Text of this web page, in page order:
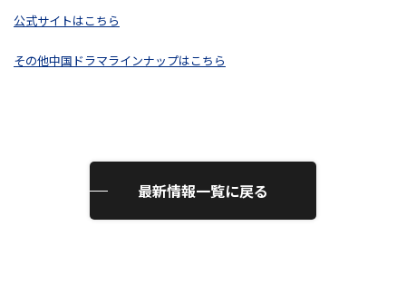
公式サイトはこちら
その他中国ドラマラインナップはこちら
最新情報一覧に戻る